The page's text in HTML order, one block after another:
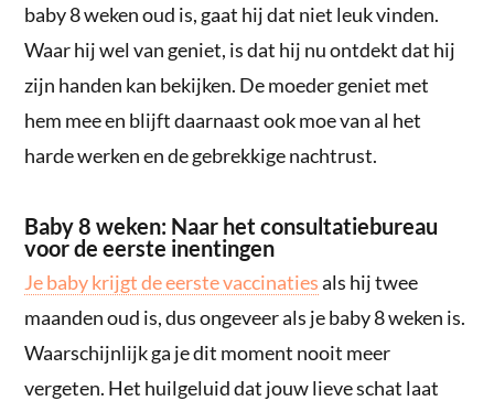
baby 8 weken oud is, gaat hij dat niet leuk vinden.
Waar hij wel van geniet, is dat hij nu ontdekt dat hij
zijn handen kan bekijken. De moeder geniet met
hem mee en blijft daarnaast ook moe van al het
harde werken en de gebrekkige nachtrust.
Baby 8 weken: Naar het consultatiebureau
voor de eerste inentingen
Je baby krijgt de eerste vaccinatiesals hij twee
maanden oud is, dus ongeveer als je baby 8 weken is.
Waarschijnlijk ga je dit moment nooit meer
vergeten. Het huilgeluid dat jouw lieve schat laat